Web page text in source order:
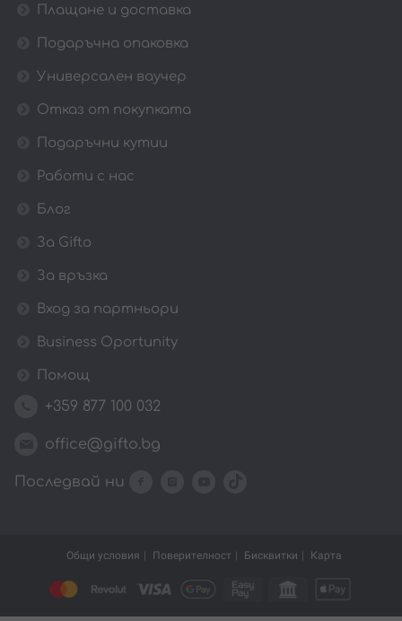
Плащане и доставка
Подаръчна опаковка
Универсален ваучер
Отказ от покупката
Подаръчни кутии
Работи с нас
Блог
За Gifto
За връзка
Вход за партньори
Business Oportunity
Помощ
+359 877 100 032
office@gifto.bg
Последвай ни
Общи условия Поверителност Бисквитки Карта